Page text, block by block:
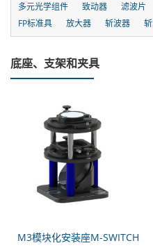
多元光学组件
致动器 滤波片
FP标准具
放大器 斩波器
底座、支架和夹具
M3模块化安装座M-SWITCH